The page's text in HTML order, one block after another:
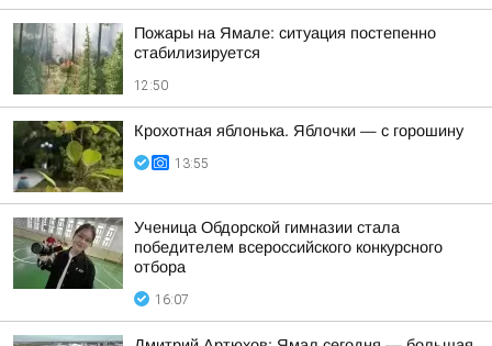
Пожары на Ямале: ситуация постепенно
стабилизируется
12:50
Крохотная яблонька. Яблочки — с горошину
13:55
Ученица Обдорской гимназии стала
победителем всероссийского конкурсного
отбора
16:07